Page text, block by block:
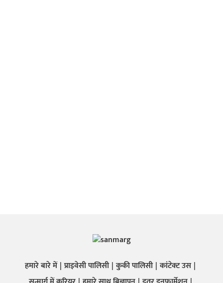
हमारे बारे में प्राइवेसी पालिसी कुकी पालिसी कांटेक्ट उस